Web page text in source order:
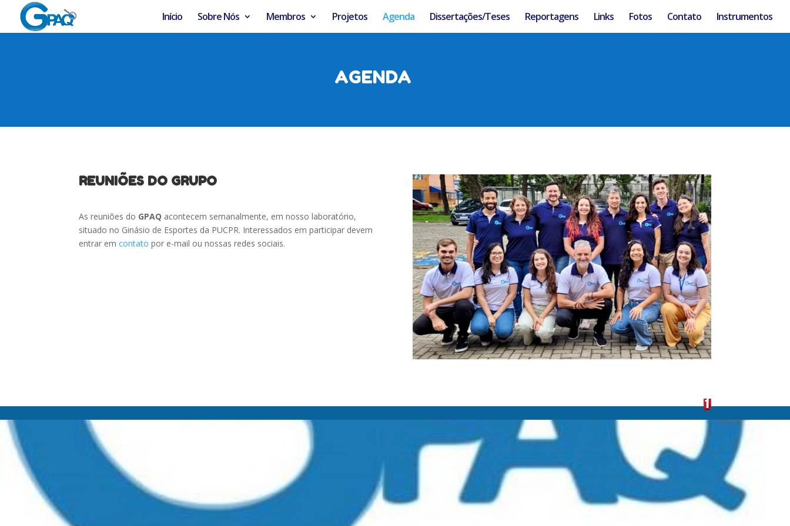
Início Sobre Nós Membros Projetos Agenda Dissertações/Teses Reportagens Links Fotos Contato Instrumentos
AGENDA
REUNIÕES DO GRUPO
As reuniões do GPAQ acontecem semanalmente, em nosso laboratório,
situado no Ginásio de Esportes da PUCPR. Interessados em participar devem
entrar emcontato por e-mail ou nossas redes sociais.